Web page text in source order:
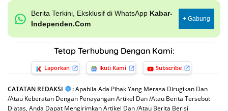
Berita Terkini, Eksklusif di WhatsApp Kabar-
Independen.Com
+ Gabung
Tetap Terhubung Dengan Kami:
Laporkan Ikuti Kami Subscribe
CATATAN REDAKSI :Apabila Ada Pihak Yang Merasa Dirugikan Dan
/Atau Keberatan Dengan Penayangan Artikel Dan /Atau Berita Tersebut
Diatas, Anda Dapat Mengirimkan Artikel Dan /Atau Berita Berisi